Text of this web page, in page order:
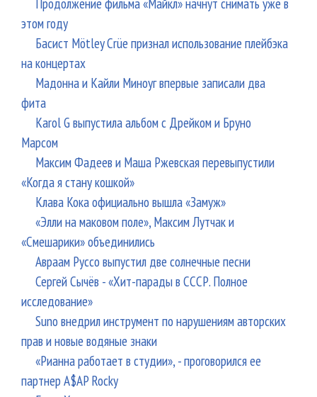
этом году
Басист Mötley Crüe признал использование плейбэка
на концертах
Мадонна и Кайли Миноуг впервые записали два
фита
Karol G выпустила альбом с Дрейком и Бруно
Марсом
Максим Фадеев и Маша Ржевская перевыпустили
«Когда я стану кошкой»
Клава Кока официально вышла «Замуж»
«Элли на маковом поле», Максим Лутчак и
«Смешарики» объединились
Авраам Руссо выпустил две солнечные песни
Сергей Сычёв - «Хит-парады в СССР. Полное
исследование»
Suno внедрил инструмент по нарушениям авторских
прав и новые водяные знаки
«Рианна работает в студии», - проговорился ее
партнер A$AP Rocky